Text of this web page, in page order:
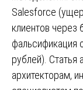
Salesforce
клиентов через
фальсификация
рублей).
архитекторам,